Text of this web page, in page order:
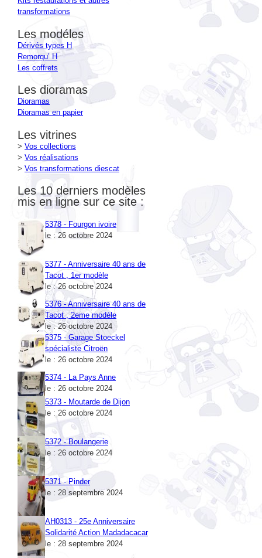
Les modéles
Dérivés types H
Remorqu’ H
Les coffrets
Les dioramas
Dioramas
Dioramas en papier
Les vitrines
>
Vos collections
>Vos réalisations
> Vos transformations diescat
Les 10 derniers modèles
mis en ligne sur ce site :
5378 - Fourgon ivoire
le : 26 octobre 2024
5376 - Anniversaire 40 ans de
Tacot , 2eme modèle
le : 26 octobre 2024
5375 - Garage Stoeckel
spécialiste Citroën
le : 26 octobre 2024
5374 - La Pays Anne
5373 - Moutarde de Dijon
5372 - Boulangerie
le : 26 octobre 2024
le : 28 septembre 2024
le : 28 septembre 2024
5370 - Bacardi